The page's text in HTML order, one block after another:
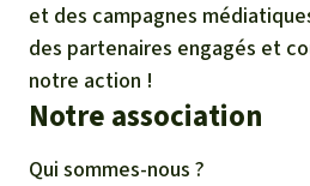
et des campagnes
des partenaires engagés et
notre action !
Notre association
Qui sommes-nous ?